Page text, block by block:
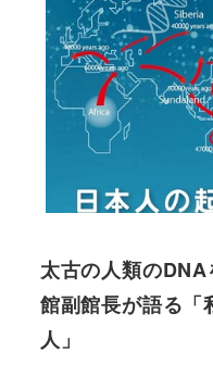
太古の人類の
館副館長が語る「
人」